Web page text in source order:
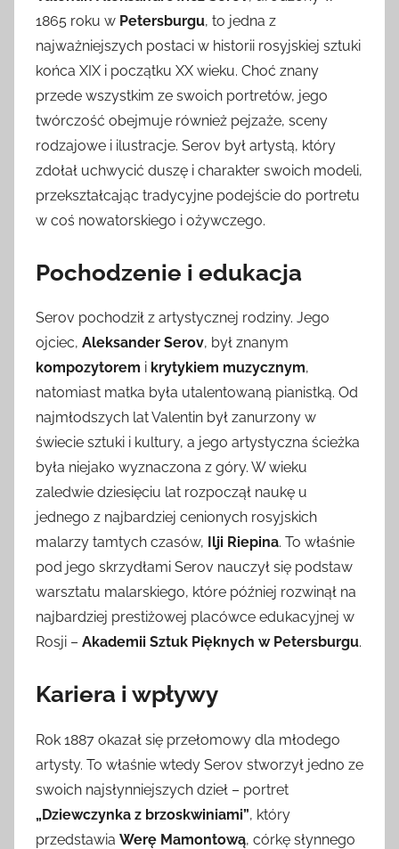
1865 roku w Petersburgu, to jedna z
najważniejszych postaci w historii rosyjskiej sztuki
końca XIX i początku XX wieku. Choć znany
przede wszystkim ze swoich portretów, jego
twórczość obejmuje również pejzaże, sceny
rodzajowe i ilustracje. Serov był artystą, który
zdołał uchwycić duszę i charakter swoich modeli,
przekształcając tradycyjne podejście do portretu
w coś nowatorskiego i ożywczego.
Pochodzenie i edukacja
Serov pochodził z artystycznej rodziny. Jego
ojciec, Aleksander Serov, był znanym
kompozytorem i krytykiem muzycznym,
natomiast matka była utalentowaną pianistką. Od
najmłodszych lat Valentin był zanurzony w
świecie sztuki i kultury, a jego artystyczna ścieżka
była niejako wyznaczona z góry. W wieku
zaledwie dziesięciu lat rozpoczął naukę u
jednego z najbardziej cenionych rosyjskich
malarzy tamtych czasów, Ilji Riepina. To właśnie
pod jego skrzydłami Serov nauczył się podstaw
warsztatu malarskiego, które później rozwinął na
najbardziej prestiżowej placówce edukacyjnej w
Rosji – Akademii Sztuk Pięknych w Petersburgu.
Kariera i wpływy
Rok 1887 okazał się przełomowy dla młodego
artysty. To właśnie wtedy Serov stworzył jedno ze
swoich najsłynniejszych dzieł – portret
„Dziewczynka z brzoskwiniami”, który
przedstawia Werę Mamontową, córkę słynnego